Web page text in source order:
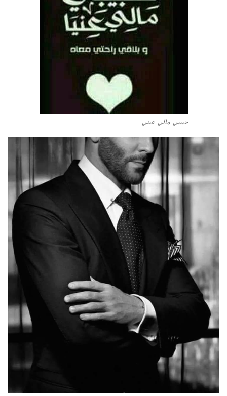
حبيبي مالي عيني